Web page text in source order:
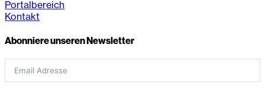
Portalbereich
Kontakt
Abonniere unseren Newsletter